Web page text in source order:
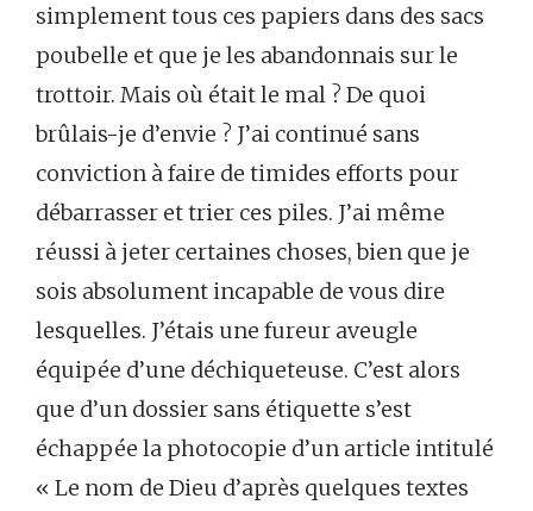
simplement tous ces papiers dans des sacs
poubelle et que je les abandonnais sur le
trottoir. Mais où était le mal ? De quoi
brûlais-je d’envie ? J’ai continué sans
conviction à faire de timides efforts pour
débarrasser et trier ces piles. J’ai même
réussi à jeter certaines choses, bien que je
sois absolument incapable de vous dire
lesquelles. J’étais une fureur aveugle
équipée d’une déchiqueteuse. C’est alors
que d’un dossier sans étiquette s’est
échappée la photocopie d’un article intitulé
« Le nom de Dieu d’après quelques textes